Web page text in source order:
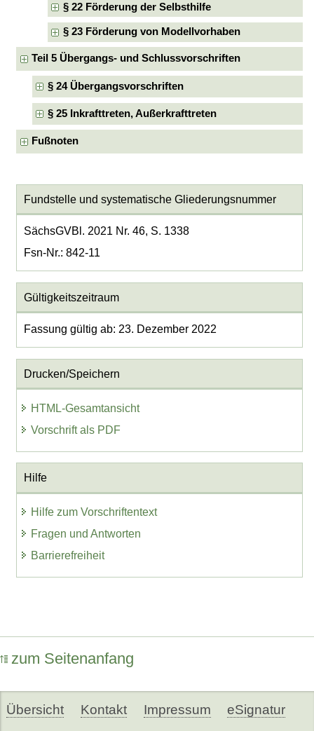
§ 22 Förderung der Selbsthilfe
§ 23 Förderung von Modellvorhaben
Teil 5 Übergangs- und Schlussvorschriften
§ 24 Übergangsvorschriften
§ 25 Inkrafttreten, Außerkrafttreten
Fußnoten
Fundstelle und systematische Gliederungsnummer
SächsGVBl. 2021 Nr. 46, S. 1338
Fsn-Nr.: 842-11
Gültigkeitszeitraum
Fassung gültig ab: 23. Dezember 2022
Drucken/Speichern
HTML-Gesamtansicht
Vorschrift als PDF
Hilfe
Hilfe zum Vorschriftentext
Fragen und Antworten
Barrierefreiheit
zum Seitenanfang
Übersicht Kontakt Impressum eSignatur